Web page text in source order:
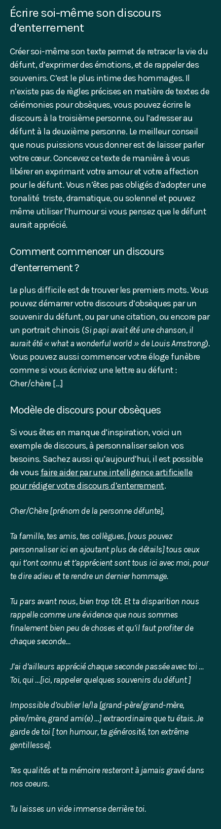
Écrire soi-même son discours
d’enterrement
Créer soi-même son texte permet de retracer la vie du
défunt, d’exprimer des émotions, et de rappeler des
souvenirs. C’est le plus intime des hommages. Il
n’existe pas de règles précises en matière de textes de
cérémonies pour obsèques, vous pouvez écrire le
discours à la troisième personne, ou l’adresser au
défunt à la deuxième personne. Le meilleur conseil
que nous puissions vous donner est de laisser parler
votre cœur. Concevez ce texte de manière à vous
libérer en exprimant votre amour et votre affection
pour le défunt. Vous n’êtes pas obligés d’adopter une
tonalité triste, dramatique, ou solennel et pouvez
même utiliser l’humour si vous pensez que le défunt
aurait apprécié.
Comment commencer un discours
d’enterrement ?
Le plus difficile est de trouver les premiers mots. Vous
pouvez démarrer votre discours d’obsèques par un
souvenir du défunt, ou par une citation, ou encore par
un portrait chinois (Si papi avait été une chanson, il
aurait été « what a wonderful world » de Louis Amstrong).
Vous pouvez aussi commencer votre éloge funèbre
comme si vous écriviez une lettre au défunt :
Cher/chère […]
Modèle de discours pour obsèques
Si vous êtes en manque d’inspiration, voici un
exemple de discours, à personnaliser selon vos
besoins. Sachez aussi qu’aujourd’hui, il est possible
de vous faire aider par une intelligence artificielle
pour rédiger votre discours d’enterrement.
Cher/Chère [prénom de la personne défunte],
Ta famille, tes amis, tes collègues, [vous pouvez
personnaliser ici en ajoutant plus de détails] tous ceux
qui t’ont connu et t’apprécient sont tous ici avec moi,pour
te dire adieu et te rendre un dernier hommage.
Tu pars avant nous, bien trop tôt. Et ta disparition nous
rappelle comme une évidence que nous sommes
finalement bien peu de choses et qu’il faut profiter de
chaque seconde…
J’ai d’ailleurs apprécié chaque seconde passée avec toi …
Toi, qui …[ici, rappeler quelques souvenirs du défunt ]
Impossible d’oublier le/la[grand-père/grand-mère,
père/mère, grand ami(e) …] extraordinaire que tu étais. Je
garde de toi[ ton humour, ta générosité, ton extrême
gentillesse].
Tes qualités et ta mémoire resteront à jamais gravé dans
nos coeurs.
Tu laisses un vide immense derrière toi.